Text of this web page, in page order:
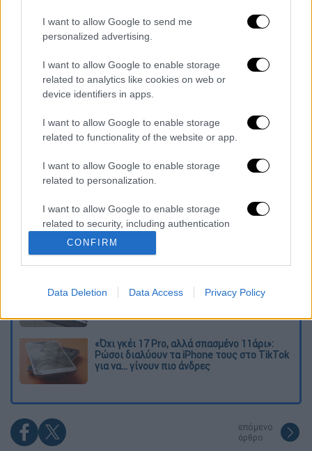
I want to allow Google to send me
personalized advertising.
I want to allow Google to enable storage
related to analytics like cookies on web or
device identifiers in apps.
I want to allow Google to enable storage
related to functionality of the website or app.
I want to allow Google to enable storage
related to personalization.
I want to allow Google to enable storage
related to security, including authentication
functionality and fraud prevention, and other
user protection.
CONFIRM
Data Deletion Data Access Privacy Policy
Λένα Σαμαράολοκλήρωσε τις σπουδές της
Πανεπιστήμιο City στο Λονδίνο,
Πολιτικός Μηχανικός , ακολουθώντας τα
βήματα της μητέρας τηςΓεωργίας
ενώ είχε αποφοιτήσει το 2008 από το
Διαβάστε ακόμη
Εκτελέσεις, συλλήψεις και νέοι
περιορισμοί: Το Ιράν σκληραίνει τη γραμμή
Η πρώτη δήλωση της οικογένειας της
38χρονης Βρετανίδας που δολοφονήθηκε
στην Κυψέλη
Ντύθηκε «Χάρος», ανέβηκε στην οροφή
νοσοκομείου και κοιτούσε επίμονα τους
«Όχι γκέι 17 Pro, αλλά σπασμένο 11άρι»:
Ρώσοι διαλύουν τα iPhone τους στο TikTok
για να... γίνουν πιο άνδρες
επόμενο
άρθρο